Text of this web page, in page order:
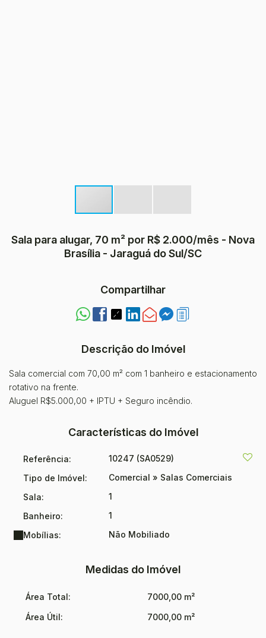
Sala para alugar, 70 m² por R$ 2.000/mês - Nova
Brasília - Jaraguá do Sul/SC
Compartilhar
Descrição do Imóvel
Sala comercial com 70,00 m² com 1 banheiro e estacionamento
rotativo na frente.
Aluguel R$5.000,00 + IPTU + Seguro incêndio.
Características do Imóvel
Referência: 10247 (SA0529)
Tipo de Imóvel:
Comercial » Salas Comerciais
Sala:
1
Banheiro:
1
Mobílias:
Não Mobiliado
Medidas do Imóvel
Área Total:
7000,00 m²
Área Útil:
7000,00 m²